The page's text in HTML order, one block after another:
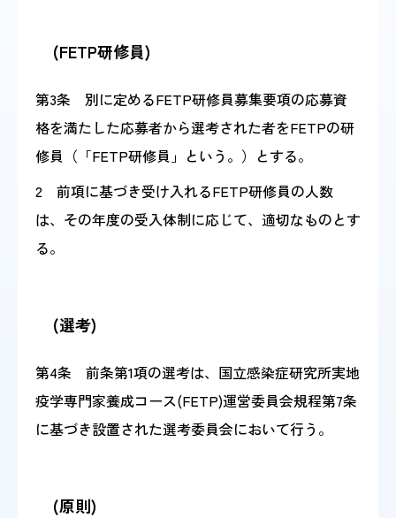
(FETP研修員)
第3条 別に定めるFETP研修員募集要項の応募資
格を満たした応募者から選考された者をFETPの研
修員（「FETP研修員」という。）とする。
2 前項に基づき受け入れるFETP研修員の人数
は、その年度の受入体制に応じて、適切なものとす
る。
(選考)
第4条 前条第1項の選考は、国立感染症研究所実地
疫学専門家養成コース(FETP)運営委員会規程第7条
に基づき設置された選考委員会において行う。
(原則)